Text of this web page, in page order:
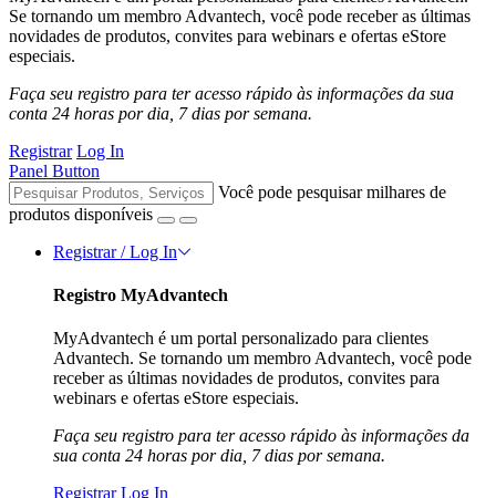
Se tornando um membro Advantech, você pode receber as últimas
novidades de produtos, convites para webinars e ofertas eStore
especiais.
Faça seu registro para ter acesso rápido às informações da sua
conta 24 horas por dia, 7 dias por semana.
Registrar Log In
Panel Button
Você pode pesquisar milhares de
produtos disponíveis
Registrar / Log In
Registro MyAdvantech
MyAdvantech é um portal personalizado para clientes
Advantech. Se tornando um membro Advantech, você pode
receber as últimas novidades de produtos, convites para
webinars e ofertas eStore especiais.
Faça seu registro para ter acesso rápido às informações da
sua conta 24 horas por dia, 7 dias por semana.
Registrar Log In